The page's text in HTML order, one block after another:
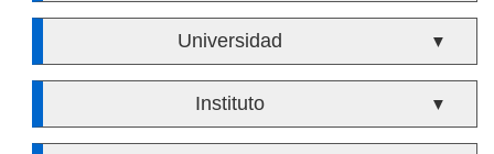
Universidad ▼
Instituto ▼